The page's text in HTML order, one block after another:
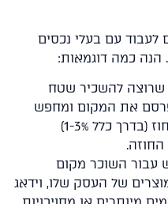
עם בעלי נכסים
כמה דוגמאות:
להשכיר שטח
את המקום ומחפש
השוכר מקום
של העסק שלו, וידאג